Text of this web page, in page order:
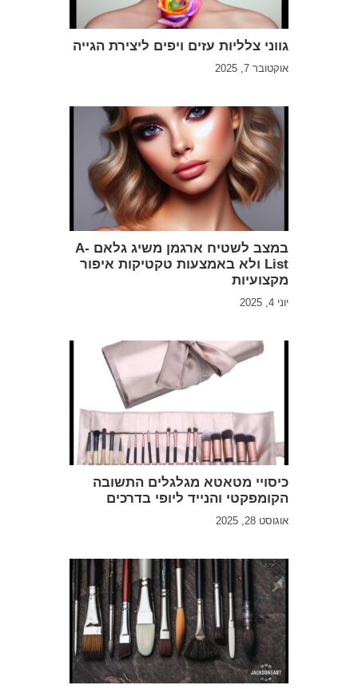
גווני צלליות עזים ויפים ליצירת הגייה
אוקטובר 7, 2025
במצב לשטיח ארגמן משיג גלאם A-
List ולא באמצעות טקטיקות איפור
מקצועיות
יוני 4, 2025
כיסויי מטאטא מגלגלים התשובה
הקומפקטי והנייד ליופי בדרכים
אוגוסט 28, 2025